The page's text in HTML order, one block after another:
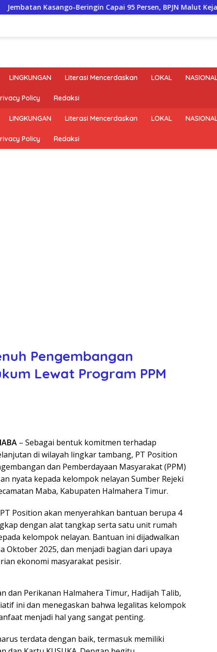
Kasango-Beringin Capai 95 Persen, BPJN Malut Kejar
LINGKUNGAN Literasi Mencerdaskan LOKAL
Policy Redaksi
LINGKUNGAN Literasi Mencerdaskan LOKAL
Policy Redaksi
Pengembangan
Lewat Program PPM
– Sebagai bentuk komitmen terhadap
di wilayah lingkar tambang, PT Position
dan Pemberdayaan Masyarakat (PPM)
nyata kepada kelompok nelayan Sumber Rejeki
Maba, Kabupaten Halmahera Timur.
Position akan menyerahkan bantuan berupa 4
dengan alat tangkap serta satu unit rumah
kelompok nelayan. Bantuan ini dijadwalkan
Oktober 2025, dan menjadi bagian dari upaya
ekonomi masyarakat pesisir.
dan Perikanan Halmahera Timur, Hadijah Talib,
ini dan menegaskan bahwa legalitas kelompok
menjadi hal yang sangat penting.
terdata dengan baik, termasuk memiliki